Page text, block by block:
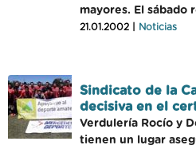
mayores. El sábado
21.01.2002 | Noticias
Sindicato de la
decisiva en el
Verdulería Rocío y
tienen un lugar